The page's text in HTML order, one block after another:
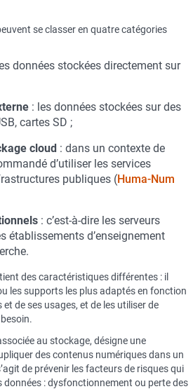
se classer en quatre catégories
données stockées directement sur
: les données stockées sur des
cartes SD ;
cloud : dans un contexte de
d’utiliser les services
publiques (Huma-Num
: c’est-à-dire les serveurs
établissements d’enseignement
des caractéristiques différentes : il
les supports les plus adaptés en fonction
de ses usages, et de les utiliser de
au stockage, désigne une
des contenus numériques dans un
de prévenir les facteurs de risques qui
: dysfonctionnement ou perte des